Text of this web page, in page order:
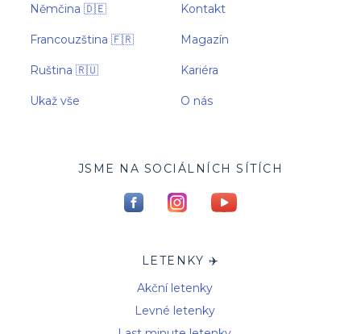
Němčina 🇩🇪
Francouzština 🇫🇷
Ruština 🇷🇺
Ukaž vše
Kontakt
Magazín
Kariéra
O nás
JSME NA SOCIÁLNÍCH SÍTÍCH
LETENKY ✈️
Akční letenky
Levné letenky